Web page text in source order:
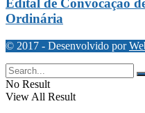
Edital de Convocação
Ordinária
© 2017 - Desenvolvido por
No Result
View All Result